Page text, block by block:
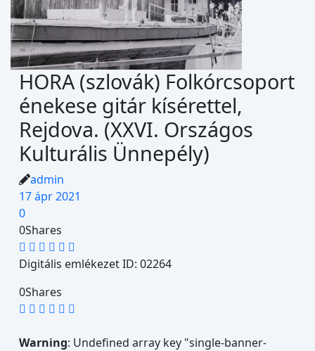
HORA (szlovák) Folkórcsoport
énekese gitár kísérettel,
Rejdova. (XXVI. Országos
Kulturális Ünnepély)
admin
17 ápr 2021
0
0Shares
Digitális emlékezet ID: 02264
0Shares
Warning: Undefined array key "single-banner-